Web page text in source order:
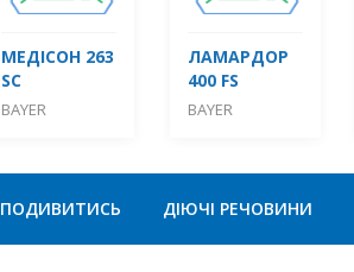
МЕДІСОН 263
SC
BAYER
ЛАМАРДОР
400 FS
BAYER
ПОДИВИТИСЬ ДІЮЧІ РЕЧОВИНИ